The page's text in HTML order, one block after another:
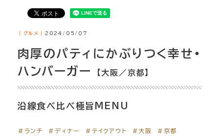
｜グルメ｜ 2024/05/07
肉厚のパティにかぶりつく幸せ・
ハンバーガー
【大阪／京都】
沿線食べ比べ極旨MENU
＃ランチ ＃ディナー ＃テイクアウト ＃大阪 ＃京都